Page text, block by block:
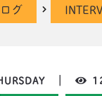
グ
｜